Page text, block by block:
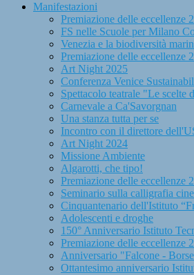
Manifestazioni
Premiazione delle eccellenze
FS nelle Scuole per Milano
Venezia e la biodiversità
Premiazione delle eccellenze
Art Night 2025
Conferenza Venice
Spettacolo teatrale "Le scelte
Carnevale a Ca'Savorgnan
Una stanza tutta per se
Incontro con il direttore
Art Night 2024
Missione Ambiente
Algarotti, che tipo!
Premiazione delle eccellenze
Seminario sulla calligrafia
Cinquantenario dell'Istituto
Adolescenti e droghe
150° Anniversario Istituto
Premiazione delle eccellenze
Anniversario "Falcone -
Ottantesimo anniversario